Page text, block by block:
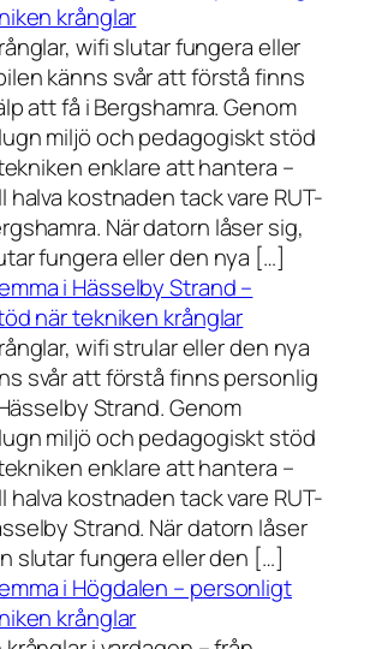
krånglar
wifi slutar fungera eller
känns svår att förstå finns
att få i Bergshamra. Genom
miljö och pedagogiskt stöd
enklare att hantera –
kostnaden tack vare RUT-
När datorn låser sig,
fungera eller den nya […]
i Hässelby Strand –
när tekniken krånglar
wifi strular eller den nya
svår att förstå finns personlig
Strand. Genom
miljö och pedagogiskt stöd
enklare att hantera –
kostnaden tack vare RUT-
Strand. När datorn låser
slutar fungera eller den […]
i Högdalen – personligt
krånglar